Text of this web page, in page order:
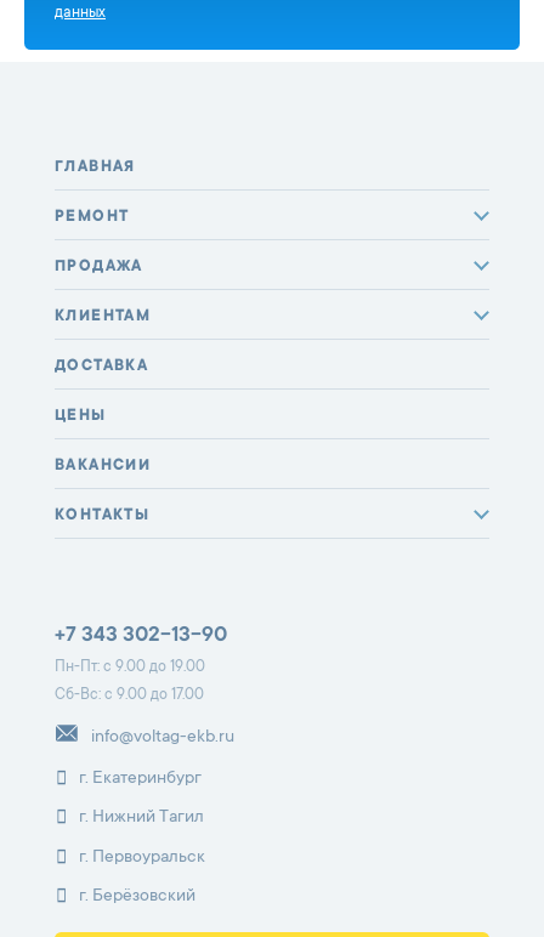
данных
ГЛАВНАЯ
РЕМОНТ
ПРОДАЖА
КЛИЕНТАМ
ДОСТАВКА
ЦЕНЫ
ВАКАНСИИ
КОНТАКТЫ
+7 343 302-13-90
Пн-Пт: с 9.00 до 19.00
Сб-Вс: с 9.00 до 17.00
info@voltag-ekb.ru
г. Екатеринбург
г. Нижний Тагил
г. Первоуральск
г. Берёзовский